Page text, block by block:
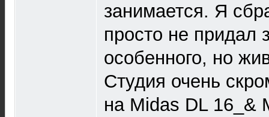
занимается. Я
просто не придал
особенного, но
Студия очень
на Midas DL 16_&